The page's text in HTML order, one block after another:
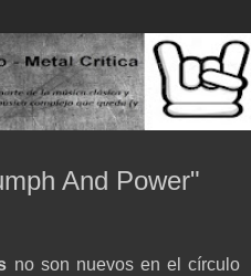
And Power"
no son nuevos en el círculo